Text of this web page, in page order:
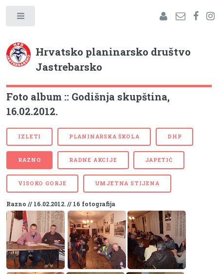
Hrvatsko planinarsko društvo
Jastrebarsko
Foto album :: Godišnja skupština,
16.02.2012.
IZLETI PLANINARSKA ŠKOLA DHP
RAZNO RADNE AKCIJE JAPETIĆ
VISOKO GORJE UMJETNA STIJENA
Razno // 16.02.2012. // 16 fotografija